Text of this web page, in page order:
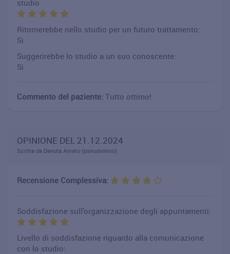
studio
Ritornerebbe nello studio per un futuro trattamento:
Si
Suggerirebbe lo studio a un suo conoscente:
Si
Commento del paziente: Tutto ottimo!
OPINIONE DEL 21.12.2024
Scritta da Danuta Amato (pseudonimo)
Recensione Complessiva:
Soddisfazione sull'organizzazione degli appuntamenti:
Livello di soddisfazione riguardo alla comunicazione
con lo studio: